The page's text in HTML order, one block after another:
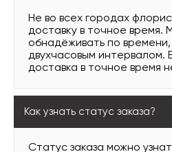
Не во всех городах
доставку в точное время.
обнадёживать по
двухчасовым интервалом.
доставка в точное время
Как узнать статус заказа?
Статус заказа можно